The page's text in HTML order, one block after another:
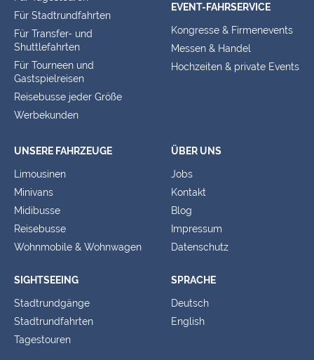
Für Stadtrundfahrten
Für Transfer- und
Shuttlefahrten
Für Tourneen und
Gastspielreisen
Reisebusse jeder Größe
Werbekunden
EVENT-FAHRSERVICE
Kongresse & Firmenevents
Messen & Handel
Hochzeiten & private Events
UNSERE FAHRZEUGE
Limousinen
Minivans
Midibusse
Reisebusse
Wohnmobile & Wohnwagen
SIGHTSEEING
Stadtrundgänge
Stadtrundfahrten
Tagestouren
ÜBER UNS
Jobs
Kontakt
Blog
Impressum
Datenschutz
SPRACHE
Deutsch
English